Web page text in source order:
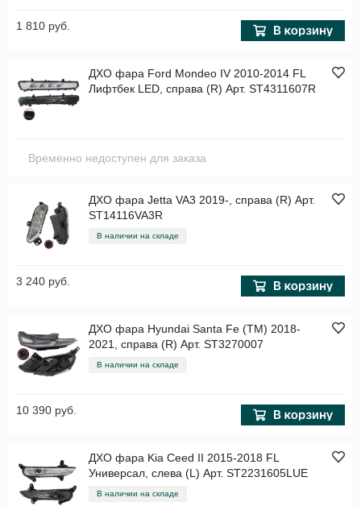
1 810 руб.
ДХО фара Ford Mondeo IV 2010-2014 FL
Лифтбек LED, справа (R) Арт. ST4311607R
Временно недоступен для заказа
ДХО фара Jetta VA3 2019-, справа (R) Арт.
ST14116VA3R
В наличии на складе
3 240 руб.
ДХО фара Hyundai Santa Fe (TM) 2018-
2021, справа (R) Арт. ST3270007
В наличии на складе
10 390 руб.
ДХО фара Kia Ceed II 2015-2018 FL
Универсал, слева (L) Арт. ST2231605LUE
В наличии на складе